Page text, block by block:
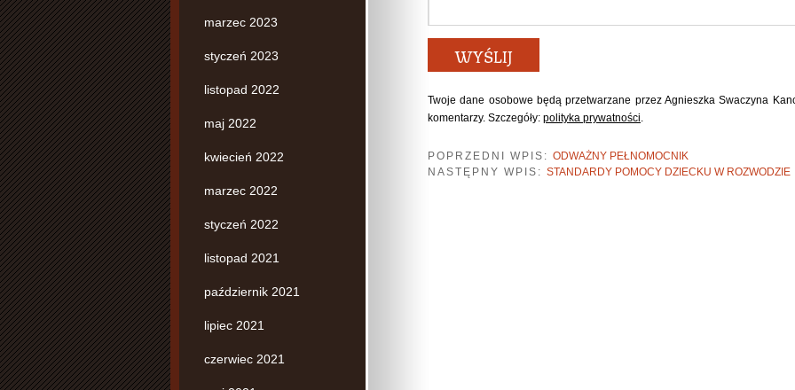
Twoje dane osobowe będą przetwarzane przez Agnieszka Swaczyna
komentarzy. Szczegóły: polityka prywatności
POPRZEDNI WPIS: ODWAŻNY PEŁNOMOCNIK
NASTĘPNY WPIS: STANDARDY POMOCY DZIECKU W ROZWODZIE
marzec 2023
styczeń 2023
listopad 2022
maj 2022
kwiecień 2022
marzec 2022
styczeń 2022
listopad 2021
październik 2021
lipiec 2021
czerwiec 2021